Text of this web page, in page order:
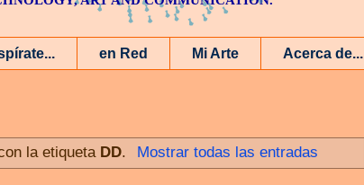
en Red Mi Arte Acerca de...
la etiqueta DD. Mostrar todas las entradas